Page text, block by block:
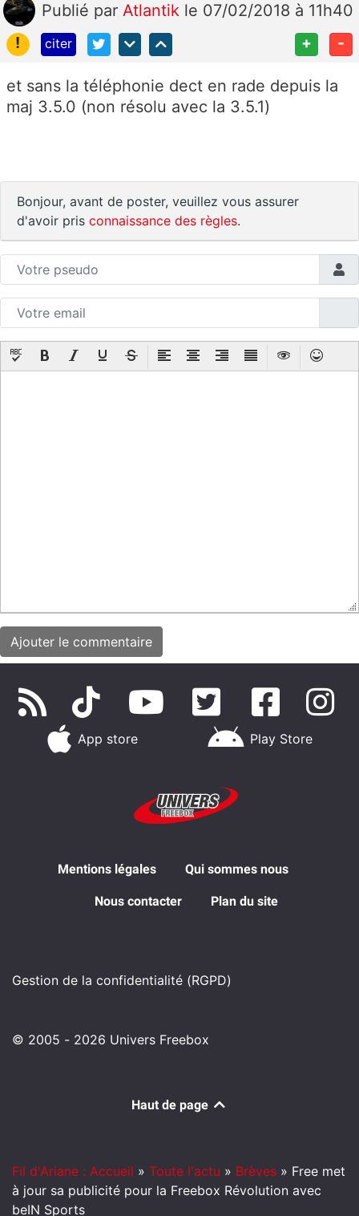
Publié par Atlantik le 07/02/2018 à 11h40
!
citer + -
et sans la téléphonie dect en rade depuis la
maj 3.5.0 (non résolu avec la 3.5.1)
Bonjour, avant de poster, veuillez vous assurer
d'avoir pris connaissance des règles.
App store Play Store
Mentions légales Qui sommes nous
Nous contacter Plan du site
Gestion de la confidentialité (RGPD)
© 2005 - 2026 Univers Freebox
Haut de page
Fil d'Ariane : Accueil » Toute l'actu » Brèves » Free met
à jour sa publicité pour la Freebox Révolution avec
beIN Sports